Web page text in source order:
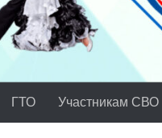
ГТО Участникам СВО